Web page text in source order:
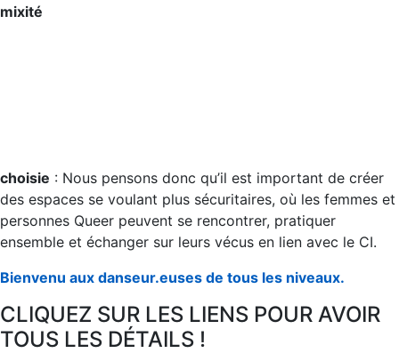
mixité
choisie : Nous pensons donc qu’il est important de créer
des espaces se voulant plus sécuritaires, où les femmes et
personnes Queer peuvent se rencontrer, pratiquer
ensemble et échanger sur leurs vécus en lien avec le CI.
Bienvenu aux danseur.euses de tous les niveaux.
CLIQUEZ SUR LES LIENS POUR AVOIR
TOUS LES DÉTAILS !